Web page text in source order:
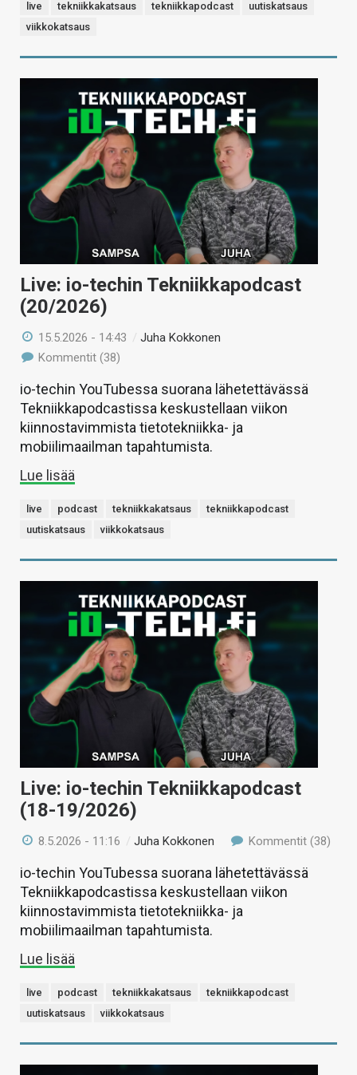
live tekniikkakatsaus tekniikkapodcast
uutiskatsaus
viikkokatsaus
Live: io-techin Tekniikkapodcast
(20/2026)
15.5.2026 - 14:43 /Juha Kokkonen
Kommentit (38)
io-techin YouTubessa suorana lähetettävässä
Tekniikkapodcastissa keskustellaan viikon
kiinnostavimmista tietotekniikka- ja
mobiilimaailman tapahtumista.
Lue lisää
live podcast tekniikkakatsaus
tekniikkapodcast
uutiskatsaus
viikkokatsaus
Live: io-techin Tekniikkapodcast
(18-19/2026)
8.5.2026 - 11:16 /Juha Kokkonen Kommentit (38)
io-techin YouTubessa suorana lähetettävässä
Tekniikkapodcastissa keskustellaan viikon
kiinnostavimmista tietotekniikka- ja
mobiilimaailman tapahtumista.
Lue lisää
live podcast tekniikkakatsaus
tekniikkapodcast
uutiskatsaus
viikkokatsaus